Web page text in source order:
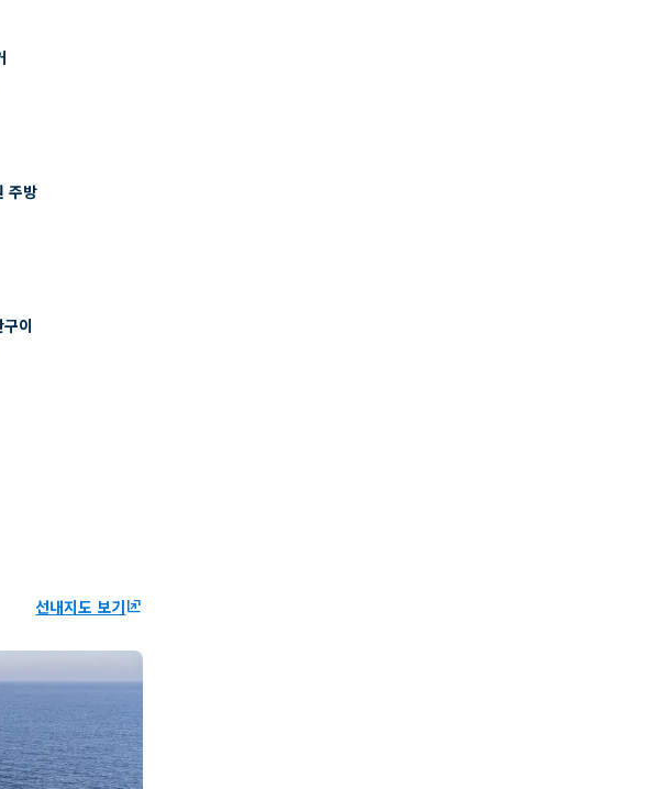
주방
이
선내지도 보기ungroup